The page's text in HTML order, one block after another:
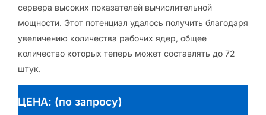
сервера высоких показателей вычислительной
мощности. Этот потенциал удалось получить благодаря
увеличению количества рабочих ядер, общее
количество которых теперь может составлять до 72
штук.
ЦЕНА: (по запросу)